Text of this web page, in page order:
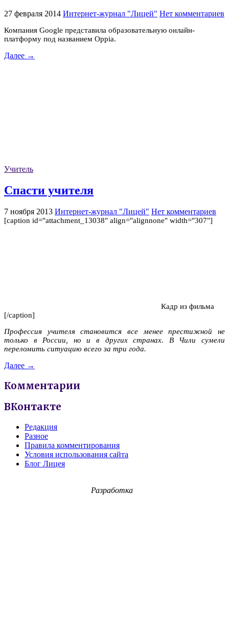
27 февраля 2014 Интернет-журнал "Лицей" Нет комментариев
Компания Google представила образовательную онлайн-
платформу под названием Oppia.
Далее →
Учитель
Спасти учителя
7 ноября 2013 Интернет-журнал "Лицей" Нет комментариев
[caption id="attachment_13038" align="alignnone" width="307"]
Кадр из фильма
[/caption]
Профессия учителя становится все менее престижной не
только в России, но и в других странах. В Чили сумели
переломить ситуацию всего за три года.
Далее →
Комментарии
ВКонтакте
Редакция
Разное
Правила комментирования
Условия использования сайта
Блог Лицея
Разработка